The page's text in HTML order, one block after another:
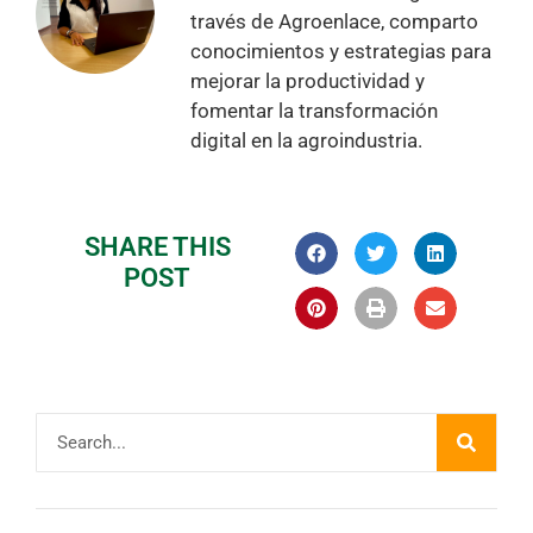
través de Agroenlace, comparto
conocimientos y estrategias para
mejorar la productividad y
fomentar la transformación
digital en la agroindustria.
SHARE THIS
POST